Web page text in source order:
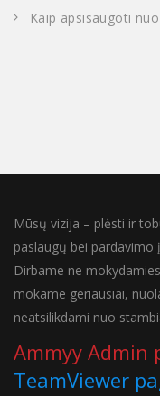
Kaip apsisaugoti
Mūsų vizija – plėsti ir
paslaugų bei
Dirbame ne
mokame geriausiai,
neatsilikdami nuo
Ammyy Admin
TeamViewer